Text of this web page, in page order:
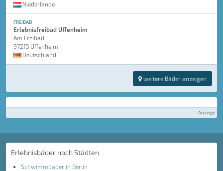
Niederlande
FREIBAD
Erlebnisfreibad Uffenheim
Am Freibad
97215 Uffenheim
Deutschland
weitere Bäder anzeigen
Anzeige
Erlebnisbäder nach Städten
Schwimmbäder in Berlin